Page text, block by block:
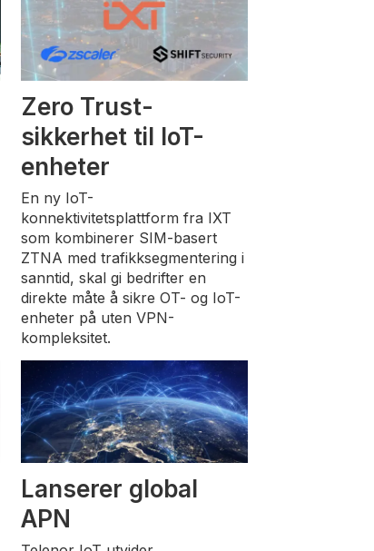
Zero Trust-
sikkerhet til IoT-
enheter
En ny IoT-
konnektivitetsplattform fra IXT
som kombinerer SIM-basert
ZTNA med trafikksegmentering i
sanntid, skal gi bedrifter en
direkte måte å sikre OT- og IoT-
enheter på uten VPN-
kompleksitet.
Lanserer global
APN